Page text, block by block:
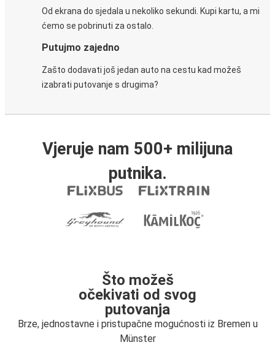
Od ekrana do sjedala u nekoliko sekundi. Kupi kartu, a mi
ćemo se pobrinuti za ostalo.
Putujmo zajedno
Zašto dodavati još jedan auto na cestu kad možeš
izabrati putovanje s drugima?
Vjeruje nam 500+ milijuna
putnika.
Što možeš
očekivati od svog
putovanja
Brze, jednostavne i pristupačne mogućnosti iz Bremen u
Münster